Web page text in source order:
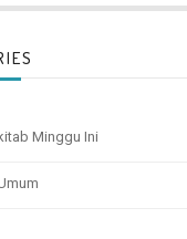
Minggu Ini